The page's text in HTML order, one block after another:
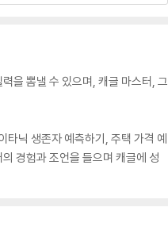
을 뽐낼 수 있으며, 캐글 마스터, 그
타닉 생존자 예측하기, 주택 가격 예
경험과 조언을 들으며 캐글에 성